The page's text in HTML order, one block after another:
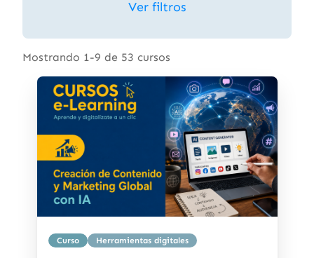
Ver filtros
Mostrando 1-9 de 53 cursos
Curso Herramientas digitales